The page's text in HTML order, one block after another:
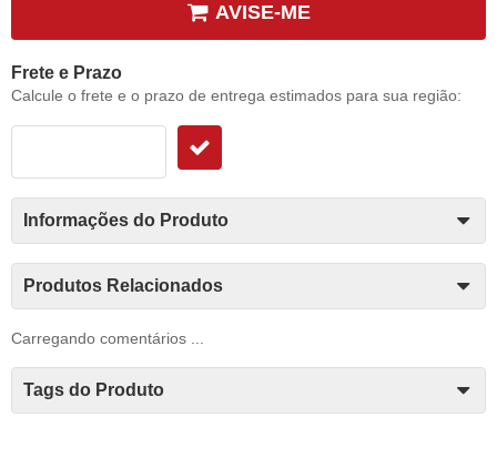
AVISE-ME
Frete e Prazo
Calcule o frete e o prazo de entrega estimados para sua região:
Informações do Produto
Produtos Relacionados
Carregando comentários ...
Tags do Produto